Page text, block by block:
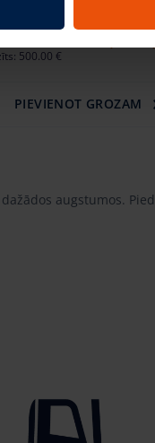
500.00 €
PIEVIENOT GROZAM
augstumos.